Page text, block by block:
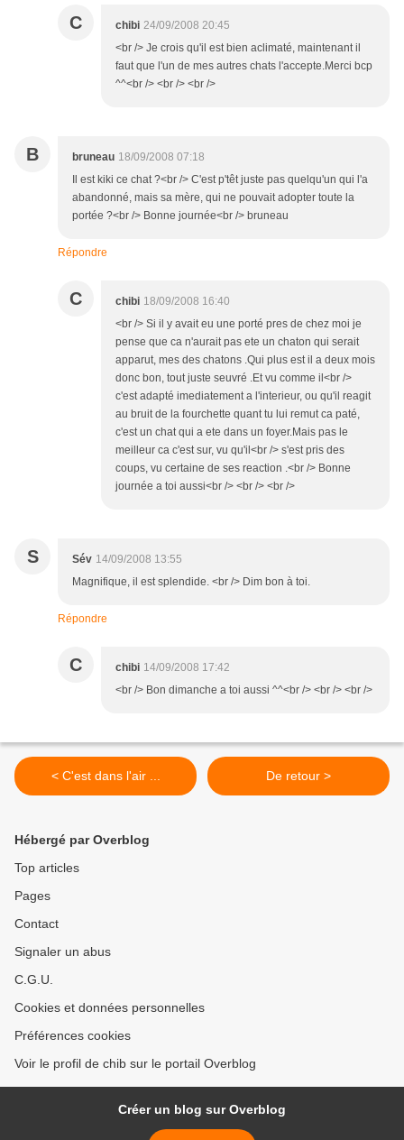
C chibi 24/09/2008 20:45
<br /> Je crois qu'il est bien aclimaté, maintenant il
faut que l'un de mes autres chats l'accepte.Merci bcp
^^<br /> <br /> <br />
B bruneau 18/09/2008 07:18
Il est kiki ce chat ?<br /> C'est p'têt juste pas quelqu'un qui l'a
abandonné, mais sa mère, qui ne pouvait adopter toute la
portée ?<br /> Bonne journée<br /> bruneau
Répondre
C chibi 18/09/2008 16:40
<br /> Si il y avait eu une porté pres de chez moi je
pense que ca n'aurait pas ete un chaton qui serait
apparut, mes des chatons .Qui plus est il a deux mois
donc bon, tout juste seuvré .Et vu comme il<br />
c'est adapté imediatement a l'interieur, ou qu'il reagit
au bruit de la fourchette quant tu lui remut ca paté,
c'est un chat qui a ete dans un foyer.Mais pas le
meilleur ca c'est sur, vu qu'il<br /> s'est pris des
coups, vu certaine de ses reaction .<br /> Bonne
journée a toi aussi<br /> <br /> <br />
S Sév 14/09/2008 13:55
Magnifique, il est splendide. <br /> Dim bon à toi.
Répondre
C chibi 14/09/2008 17:42
<br /> Bon dimanche a toi aussi ^^<br /> <br /> <br />
< C'est dans l'air ... De retour >
Hébergé par Overblog
Top articles
Pages
Contact
Signaler un abus
C.G.U.
Cookies et données personnelles
Préférences cookies
Voir le profil de chib sur le portail Overblog
Créer un blog sur Overblog